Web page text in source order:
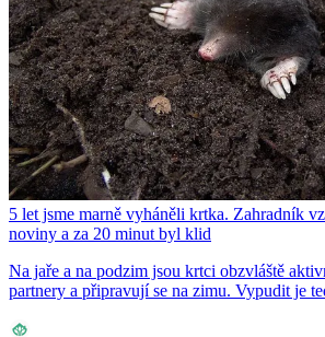
5 let jsme marně vyháněli krtka. Zahradník
noviny a za 20 minut byl klid
Na jaře a na podzim jsou krtci obzvláště
partnery a připravují se na zimu. Vypudit je